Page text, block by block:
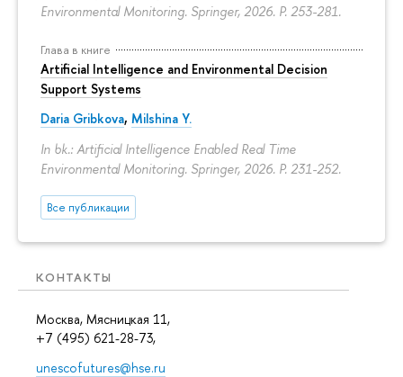
Environmental Monitoring. Springer, 2026. P. 253-281.
Глава в книге
Artificial Intelligence and Environmental Decision
Support Systems
Daria Gribkova, Milshina Y.
In bk.: Artificial Intelligence Enabled Real Time
Environmental Monitoring. Springer, 2026. P. 231-252.
Все публикации
КОНТАКТЫ
Москва, Мясницкая 11,
+7 (495) 621-28-73,
unescofutures@hse.ru